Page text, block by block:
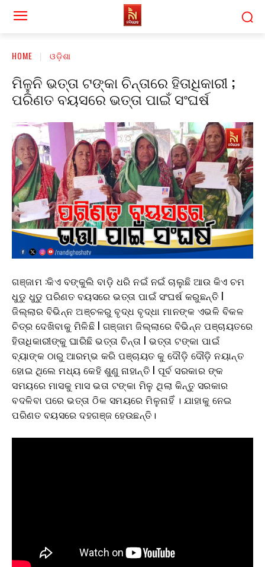
HOME ଓଡ଼ିଶା
ମିଳୁନି ଭତ୍ତା ଟଙ୍କା ଚିନ୍ତାରେ ହିତାଧିକାରୀ ;
ପରିଣତ ବୟସରେ ଭତ୍ତା ପାଇଁ ସଂଘର୍ଷ
ଗଞ୍ଜାମ :କିଏ ବଙ୍କୁଲି ବାଡ଼ି ଧରି ନଇଁ ନଇଁ ଚାଲୁଛି ଆଉ କିଏ ଚମ
ଧୁଡୁ ଧୁଡୁ ପରିଣତ ବୟସରେ ଭତ୍ତା ପାଇଁ ସଂଘର୍ଷ କରୁଛନ୍ତି l
ଜିଲ୍ଲାର ବିଭିନ୍ନ ଅଞ୍ଚଳରୁ ବୃଦ୍ଧ ବୃଦ୍ଧା ମାନଙ୍କ ଏଭଳି ବିକଳ
ଚିତ୍ର ଦେଖିବାକୁ ମିଳିଛି l ଗଞ୍ଜାମ ଜିଲ୍ଲାରେ ବିଭିନ୍ନ ପଞ୍ଚାୟତରେ
ହିତାଧିକାରୀଙ୍କୁ ଘାରିଛି ଭତ୍ତା ଚିନ୍ତା l ଭତ୍ତା ଟଙ୍କା ପାଇଁ
ବ୍ୟାଙ୍କ ଠାରୁ ଆରମ୍ଭ କରି ପଞ୍ଚାୟତ କୁ ଦୌଡ଼ି ଦୌଡ଼ି ନୟାନ୍ତ
ହୋଇ ଥିଲେ ମଧ୍ୟ କେହି ଶୁଣୁ ନାହାନ୍ତି l ପୂର୍ବ ସରକାର ଙ୍କ
ସମୟରେ ମାସକୁ ମାସ ଭତା ଟଙ୍କା ମିଳୁ ଥିଲା କିନ୍ତୁ ସରକାର
ବଦଳିବା ପରେ ଭତ୍ତା ଠିକ ସମୟରେ ମିଳୁନାହିଁ । ଯାହାକୁ ନେଇ
ପରିଣତ ବୟସରେ ଦହଗଞ୍ଜ ହେଉଛନ୍ତି।